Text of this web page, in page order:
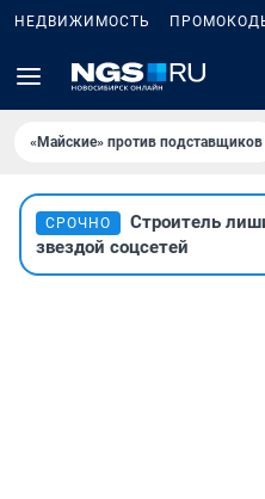
НЕДВИЖИМОСТЬ
«Майские» против подставщиков
СРОЧНО
Строитель
звездой соцсетей